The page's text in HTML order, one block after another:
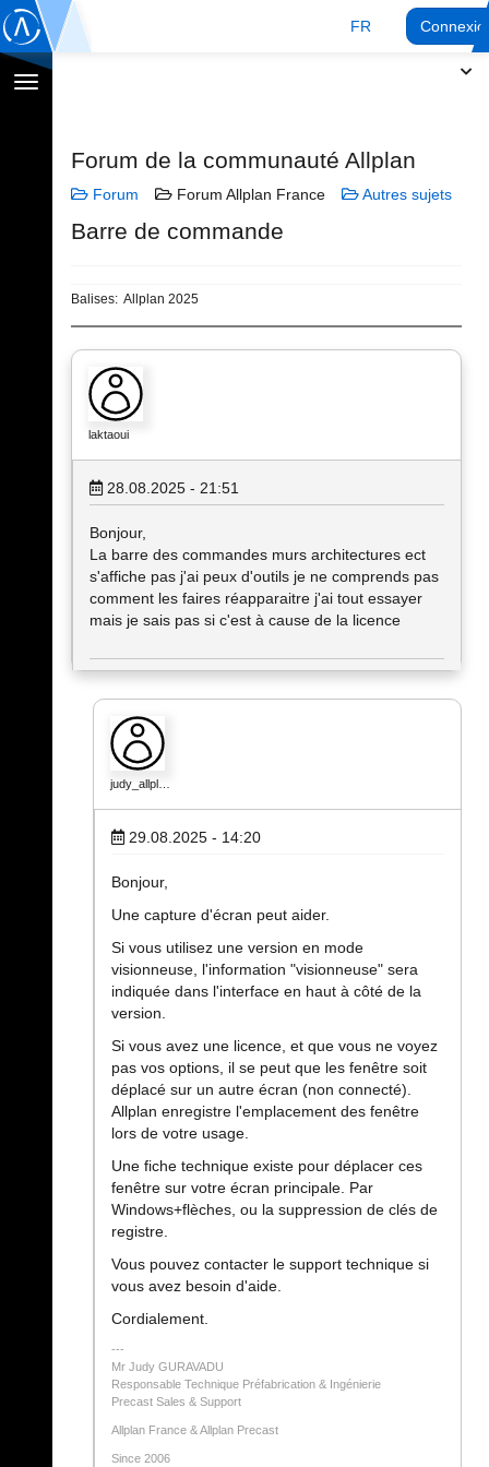
FR
Afficher
Forum de la communauté Allplan
Forum Forum Allplan France Autres sujets
Barre de commande
Balises: Allplan 2025
laktaoui
28.08.2025 - 21:51
Bonjour,
La barre des commandes murs architectures ect
s'affiche pas j'ai peux d'outils je ne comprends pas
comment les faires réapparaitre j'ai tout essayer
mais je sais pas si c'est à cause de la licence
judy_allpl…
29.08.2025 - 14:20
Bonjour,
Une capture d'écran peut aider.
Si vous utilisez une version en mode
visionneuse, l'information "visionneuse" sera
indiquée dans l'interface en haut à côté de la
version.
Si vous avez une licence, et que vous ne voyez
pas vos options, il se peut que les fenêtre soit
déplacé sur un autre écran (non connecté).
Allplan enregistre l'emplacement des fenêtre
lors de votre usage.
Une fiche technique existe pour déplacer ces
fenêtre sur votre écran principale. Par
Windows+flèches, ou la suppression de clés de
registre.
Vous pouvez contacter le support technique si
vous avez besoin d'aide.
Cordialement.
Mr Judy GURAVADU
Responsable Technique Préfabrication & Ingénierie
Precast Sales & Support
Allplan France & Allplan Precast
Since 2006